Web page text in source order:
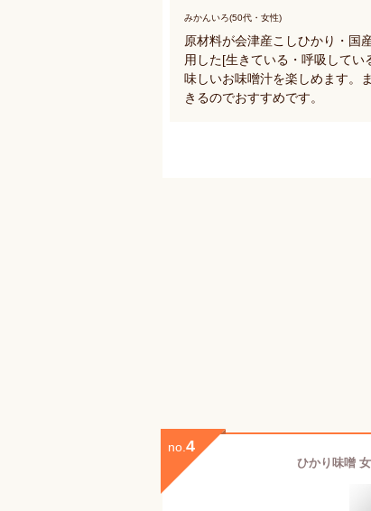
みかんいろ(50代・女性)
原材料が会津産こしひかり・国
用した[生きている・呼吸して
味しいお味噌汁を楽しめます。
きるのでおすすめです。
no. 4
ひかり味噌